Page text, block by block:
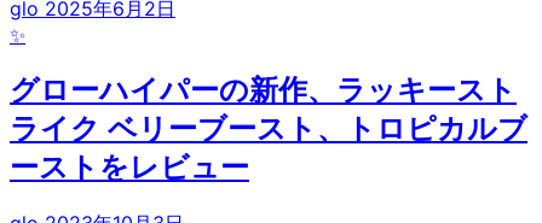
glo 2025年6月2日
✨
グローハイパーの新作、ラッキースト
ライク ベリーブースト、トロピカルブ
ーストをレビュー